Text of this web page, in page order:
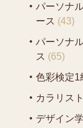
パーソナ
ース (43)
パーソナ
ス (65)
色彩検定1
カラリス
デザイン